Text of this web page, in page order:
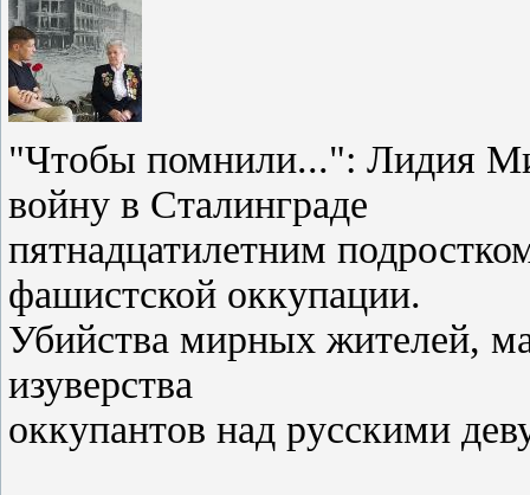
"Чтобы помнили...": Лидия
войну в Сталинграде
пятнадцатилетним
фашистской оккупации.
Убийства мирных жителей,
изуверства
оккупантов над русскими